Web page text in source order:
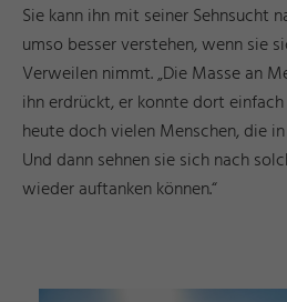
Sie kann ihn mit seiner Sehnsucht
umso besser verstehen, wenn sie
Verweilen nimmt. „Die Masse an
ihn erdrückt, er konnte dort
heute doch vielen Menschen, die
Und dann sehnen sie sich nach
wieder auftanken können.“